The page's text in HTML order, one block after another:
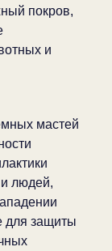
покров,
и
мастей
людей,
для защиты